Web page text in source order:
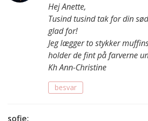
Hej Anette,
Tusind tusind tak for din
glad for!
Jeg lægger to stykker
holder de fint på farverne
Kh Ann-Christine
besvar
sofie: